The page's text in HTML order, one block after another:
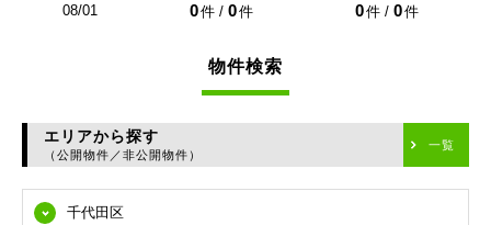
08/01 0件 / 0件 0件 / 0件
物件検索
エリアから探す
（公開物件／非公開物件）
一覧
千代田区